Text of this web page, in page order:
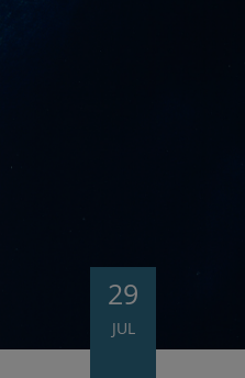
29
JUL